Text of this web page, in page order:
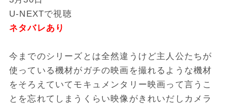
U-NEXTで視聴
ネタバレあり
今までのシリーズとは全然違うけど主人公たちが
使っている機材がガチの映画を撮れるような機材
をそろえていてモキュメンタリー映画って言うこ
とを忘れてしまうくらい映像がきれいだしカメラ